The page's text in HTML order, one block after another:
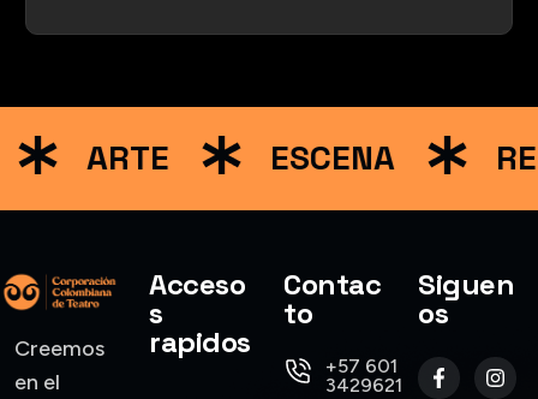
ARTE ESCENA
Creemos
en el
Acceso
s
rapidos
Contac
to
+57 601
3429621
Siguen
os